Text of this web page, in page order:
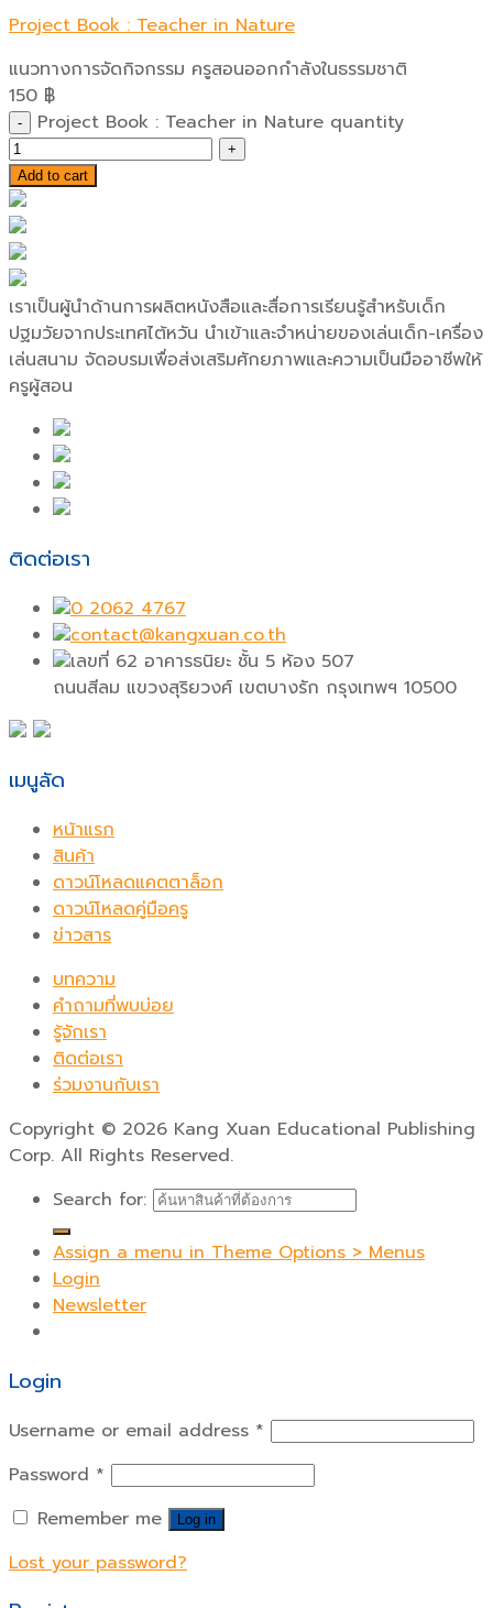
Project Book : Teacher in Nature
แนวทางการจัดกิจกรรม ครูสอนออกกำลังในธรรมชาติ
150 ฿
Project Book : Teacher in Nature quantity
Add to cart
เราเป็นผู้นำด้านการผลิตหนังสือและสื่อการเรียนรู้สำหรับเด็ก
ปฐมวัยจากประเทศไต้หวัน นำเข้าและจำหน่ายของเล่นเด็ก-เครื่อง
เล่นสนาม จัดอบรมเพื่อส่งเสริมศักยภาพและความเป็นมืออาชีพให้
ครูผู้สอน
ติดต่อเรา
0 2062 4767
contact@kangxuan.co.th
เลขที่ 62 อาคารธนิยะ ชั้น 5 ห้อง 507
ถนนสีลม แขวงสุริยวงศ์ เขตบางรัก กรุงเทพฯ 10500
เมนูลัด
หน้าแรก
สินค้า
ดาวน์โหลดแคตตาล็อก
ดาวน์โหลดคู่มือครู
ข่าวสาร
บทความ
คำถามที่พบบ่อย
รู้จักเรา
ติดต่อเรา
ร่วมงานกับเรา
Copyright © 2026 Kang Xuan Educational Publishing
Corp. All Rights Reserved.
Search for:
Assign a menu in Theme Options > Menus
Login
Newsletter
Login
Username or email address *
Password *
Remember me
Log in
Lost your password?